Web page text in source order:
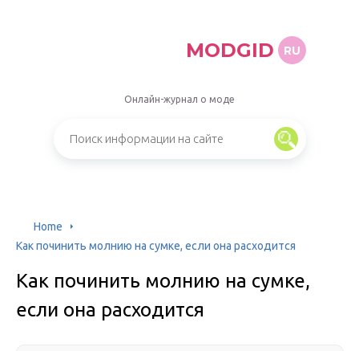
MODGID RU
Онлайн-журнал о моде
Home
Как починить молнию на сумке, если она расходится
Как починить молнию на сумке,
если она расходится